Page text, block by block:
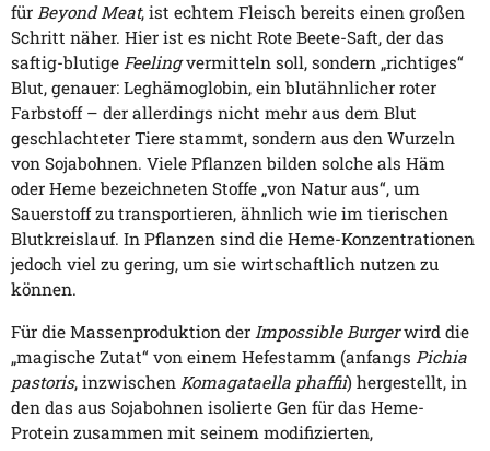
für Beyond Meat, ist echtem Fleisch bereits einen großen
Schritt näher. Hier ist es nicht Rote Beete-Saft, der das
saftig-blutige Feelingvermitteln soll, sondern „richtiges“
Blut, genauer: Leghämoglobin, ein blutähnlicher roter
Farbstoff – der allerdings nicht mehr aus dem Blut
geschlachteter Tiere stammt, sondern aus den Wurzeln
von Sojabohnen. Viele Pflanzen bilden solche als Häm
oder Heme bezeichneten Stoffe „von Natur aus“, um
Sauerstoff zu transportieren, ähnlich wie im tierischen
Blutkreislauf. In Pflanzen sind die Heme-Konzentrationen
jedoch viel zu gering, um sie wirtschaftlich nutzen zu
können.
Für die Massenproduktion der Impossible Burgerwird die
„magische Zutat“ von einem Hefestamm (anfangs Pichia
pastoris, inzwischen Komagataella phaffii) hergestellt, in
den das aus Sojabohnen isolierte Gen für das Heme-
Protein zusammen mit seinem modifizierten,